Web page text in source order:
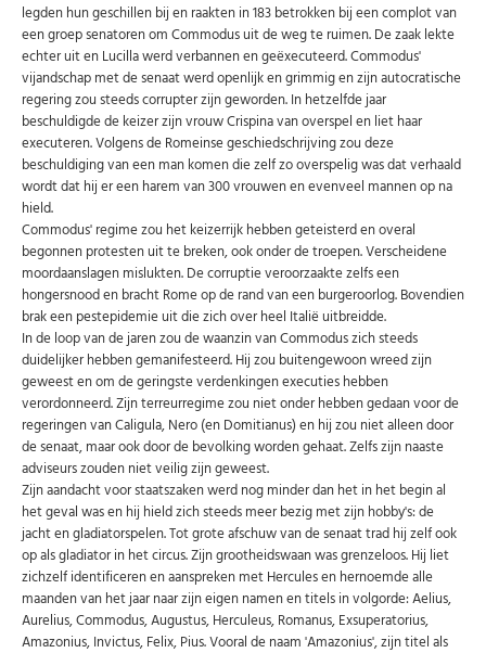
legden hun geschillen bij en raakten in 183 betrokken bij een complot van
een groep senatoren om Commodus uit de weg te ruimen. De zaak lekte
echter uit en Lucilla werd verbannen en geëxecuteerd. Commodus'
vijandschap met de senaat werd openlijk en grimmig en zijn autocratische
regering zou steeds corrupter zijn geworden. In hetzelfde jaar
beschuldigde de keizer zijn vrouw Crispina van overspel en liet haar
executeren. Volgens de Romeinse geschiedschrijving zou deze
beschuldiging van een man komen die zelf zo overspelig was dat verhaald
wordt dat hij er een harem van 300 vrouwen en evenveel mannen op na
hield.
Commodus' regime zou het keizerrijk hebben geteisterd en overal
begonnen protesten uit te breken, ook onder de troepen. Verscheidene
moordaanslagen mislukten. De corruptie veroorzaakte zelfs een
hongersnood en bracht Rome op de rand van een burgeroorlog. Bovendien
brak een pestepidemie uit die zich over heel Italië uitbreidde.
In de loop van de jaren zou de waanzin van Commodus zich steeds
duidelijker hebben gemanifesteerd. Hij zou buitengewoon wreed zijn
geweest en om de geringste verdenkingen executies hebben
verordonneerd. Zijn terreurregime zou niet onder hebben gedaan voor de
regeringen van Caligula, Nero (en Domitianus) en hij zou niet alleen door
de senaat, maar ook door de bevolking worden gehaat. Zelfs zijn naaste
adviseurs zouden niet veilig zijn geweest.
Zijn aandacht voor staatszaken werd nog minder dan het in het begin al
het geval was en hij hield zich steeds meer bezig met zijn hobby's: de
jacht en gladiatorspelen. Tot grote afschuw van de senaat trad hij zelf ook
op als gladiator in het circus. Zijn grootheidswaan was grenzeloos. Hij liet
zichzelf identificeren en aanspreken met Hercules en hernoemde alle
maanden van het jaar naar zijn eigen namen en titels in volgorde: Aelius,
Aurelius, Commodus, Augustus, Herculeus, Romanus, Exsuperatorius,
Amazonius, Invictus, Felix, Pius. Vooral de naam 'Amazonius', zijn titel als